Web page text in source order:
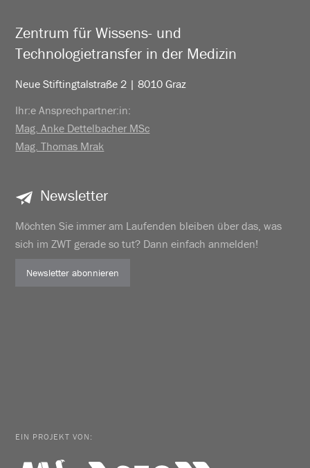
Zentrum für Wissens- und
Technologietransfer in der Medizin
Neue Stiftingtalstraße 2 | 8010 Graz
Ihr:e Ansprechpartner:in:
Mag. Anke Dettelbacher MSc
Mag. Thomas Mrak
Newsletter
Möchten Sie immer am Laufenden bleiben über das, was
sich im ZWT gerade so tut? Dann einfach anmelden!
Newsletter abonnieren
EIN PROJEKT VON: